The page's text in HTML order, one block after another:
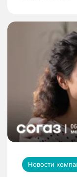
Новости